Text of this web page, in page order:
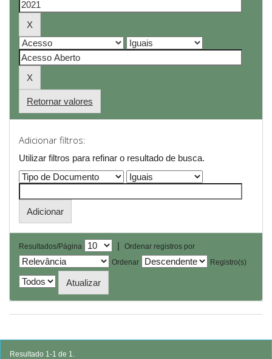
Retornar valores
Adicionar filtros:
Utilizar filtros para refinar o resultado de busca.
Resultados/Página |
Ordenar registros por
Ordenar
Registro(s)
Resultado 1-1 de 1.